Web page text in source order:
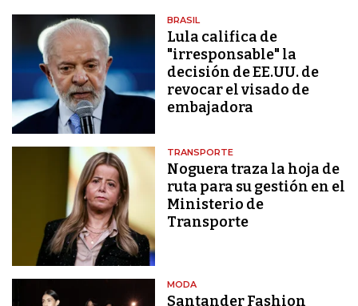
BRASIL
Lula califica de
"irresponsable" la
decisión de EE.UU. de
revocar el visado de
embajadora
TRANSPORTE
Noguera traza la hoja de
ruta para su gestión en el
Ministerio de
Transporte
MODA
Santander Fashion